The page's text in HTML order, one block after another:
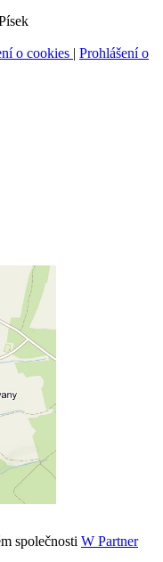
o cookies | Prohlášení o
společnosti W Partner